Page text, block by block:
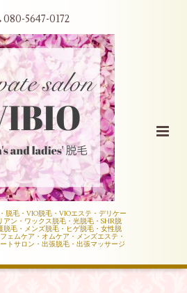
080-5647-0172
脱毛・VIO脱毛・VIOエステ・デリケー
アン・ワックス脱毛・光脱毛・SHR脱
脱毛・メンズ脱毛・ヒゲ脱毛・女性脱
ェムケア・オムケア・メンズエステ・
トサロン・出張脱毛・出張マッサージ